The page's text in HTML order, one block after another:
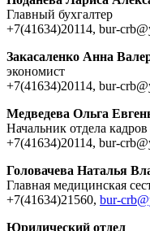
Главный бухгалтер
+7(41634)20114, bur-
Закасаленко Анна
экономист
+7(41634)20114, bur-
Медведева Ольга
Начальник отдела кадров
+7(41634)20114, bur-
Головачева Наталья
Главная медицинская
+7(41634)21560, bur-
Юридический отдел